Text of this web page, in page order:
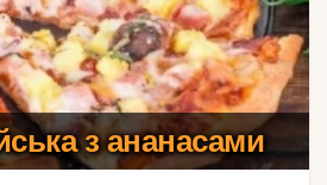
з ананасами